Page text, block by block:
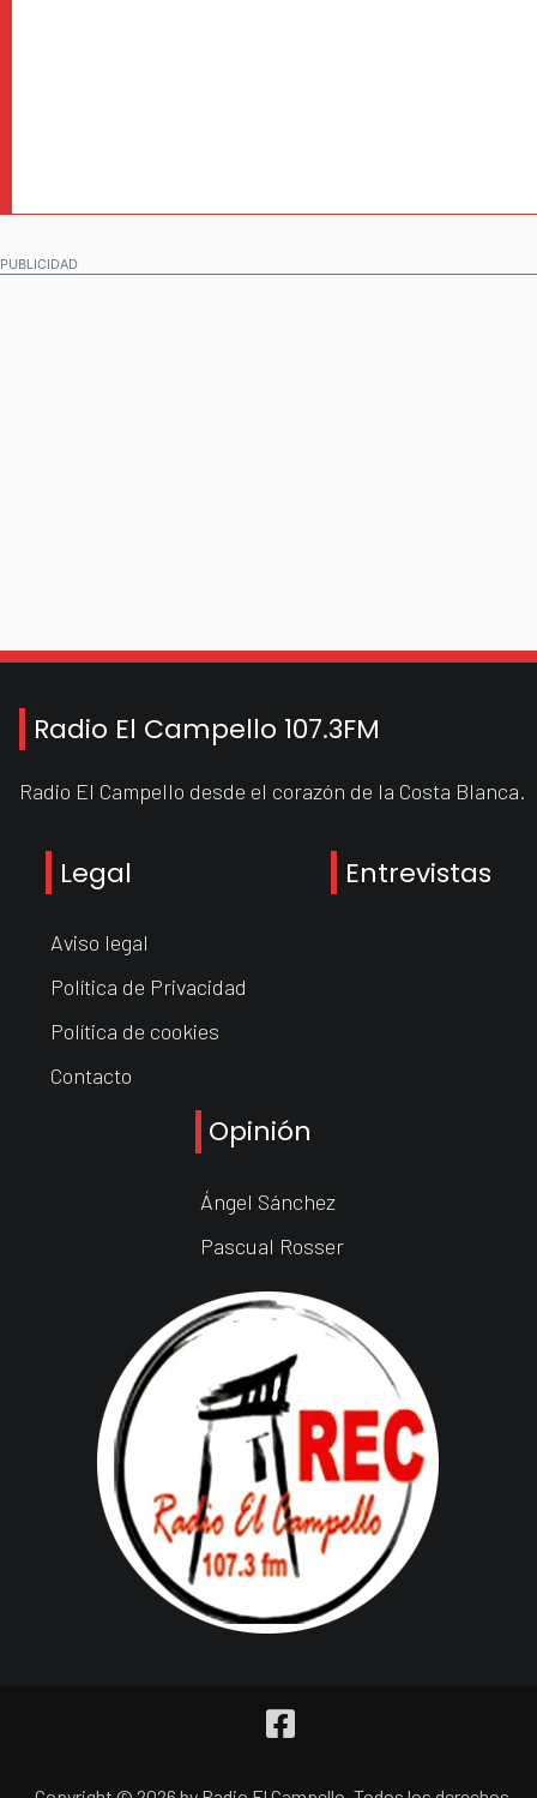
PUBLICIDAD
Radio El Campello 107.3FM
Radio El Campello desde el corazón de la Costa Blanca.
Legal
Aviso legal
Política de Privacidad
Política de cookies
Contacto
Entrevistas
Opinión
Ángel Sánchez
Pascual Rosser